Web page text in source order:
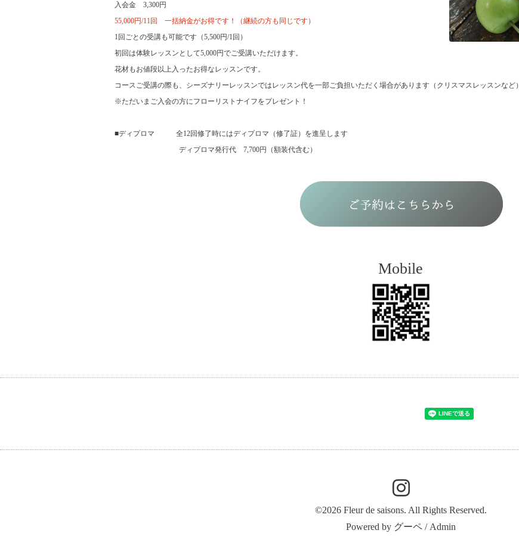
入会金 3,300円
55,000円/11回
一括納金がお得です！（継続の方も同じです）
1回ごとの受講も可能です（5,500円/1回）
初回は体験レッスンとして5,000円でご受講いただけます。
花材もお値段以上入ったお得なレッスンです。
コースご受講の際も、シーズナリーレッスンではレッスン代を一部ご負担いただく場合があります （クリスマスレッスンなど）
※ただいまご入会の方にフローリストナイフをプレゼント！
■ディプロマ 全12回修了時にはディプロマ（修了証）を進呈します
ディプロマ発行代 7,700円（額装代含む）
Mobile
©2026 Fleur de saisons. All Rights Reserved.
Powered by グーペ / Admin